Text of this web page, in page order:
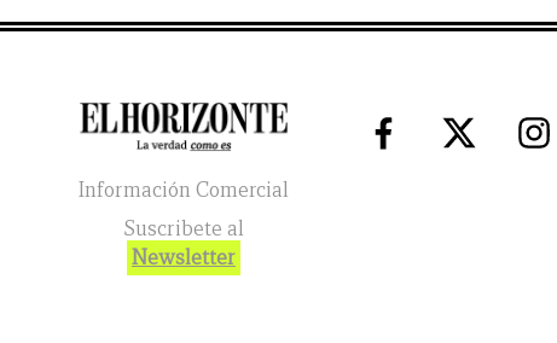
Información Comercial
Suscribete al
Newsletter